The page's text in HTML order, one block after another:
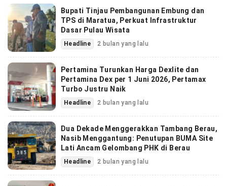
Bupati Tinjau Pembangunan Embung dan
TPS di Maratua, Perkuat Infrastruktur
Dasar Pulau Wisata
Headline 2 bulan yang lalu
Pertamina Turunkan Harga Dexlite dan
Pertamina Dex per 1 Juni 2026, Pertamax
Turbo Justru Naik
Headline 2 bulan yang lalu
Dua Dekade Menggerakkan Tambang Berau,
Nasib Menggantung: Penutupan BUMA Site
Lati Ancam Gelombang PHK di Berau
Headline 2 bulan yang lalu